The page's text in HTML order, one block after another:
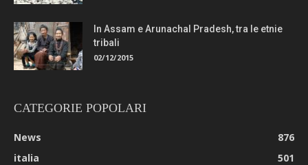
In Assam e Arunachal Pradesh, tra le etnie
tribali
02/12/2015
CATEGORIE POPOLARI
News
876
italia
501